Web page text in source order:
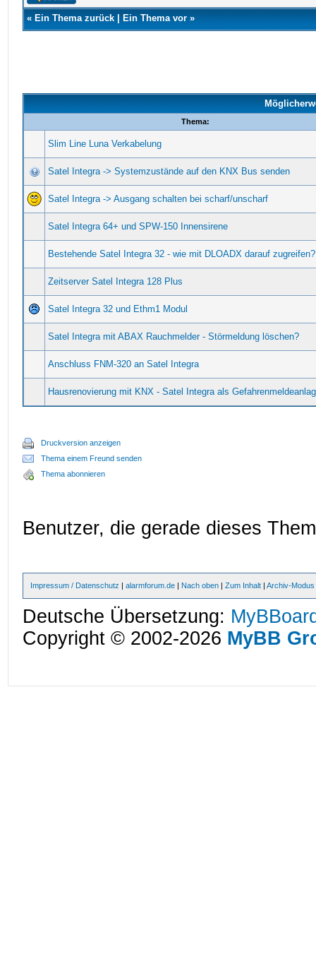
« Ein Thema zurück| Ein Thema vor »
Thema:
Slim Line Luna Verkabelung
Satel Integra -> Systemzustände auf den KNX Bus senden
Satel Integra -> Ausgang schalten bei scharf/unscharf
Satel Integra 64+ und SPW-150 Innensirene
Bestehende Satel Integra 32 - wie mit DLOADX darauf zugreifen?
Zeitserver Satel Integra 128 Plus
Satel Integra 32 und Ethm1 Modul
Satel Integra mit ABAX Rauchmelder - Störmeldung löschen?
Anschluss FNM-320 an Satel Integra
Hausrenovierung mit KNX - Satel Integra als
Druckversion anzeigen
Thema einem Freund senden
Thema abonnieren
Benutzer, die gerade dieses
Impressum / Datenschutz |alarmforum.de | Nach oben |Zum Inhalt |Archiv-Modus
Deutsche Übersetzung:
Copyright © 2002-2026 MyBB